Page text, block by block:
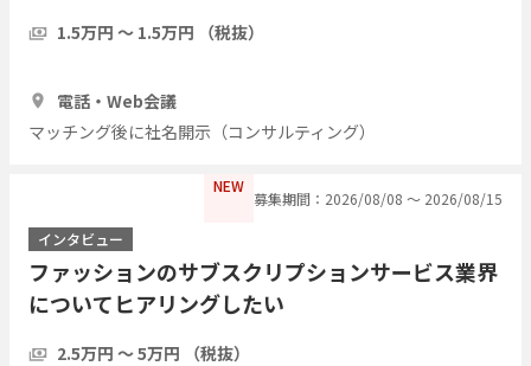
グしたい
1.5万円 〜 1.5万円 （税抜）
電話・Web会議
マッチング後に社名開示（コンサルティング）
NEW
募集期間：2026/08/08 〜 2026/08/15
インタビュー
ファッションのサブスクリプションサービス業界
についてヒアリングしたい
2.5万円 〜 5万円 （税抜）